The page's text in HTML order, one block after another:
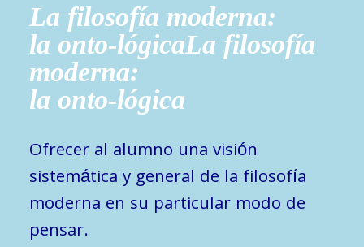
La filosofía moderna:
la onto-lógicaLa filosofía
moderna:
la onto-lógica
Ofrecer al alumno una visión
sistemática y general de la filosofía
moderna en su particular modo de
pensar.